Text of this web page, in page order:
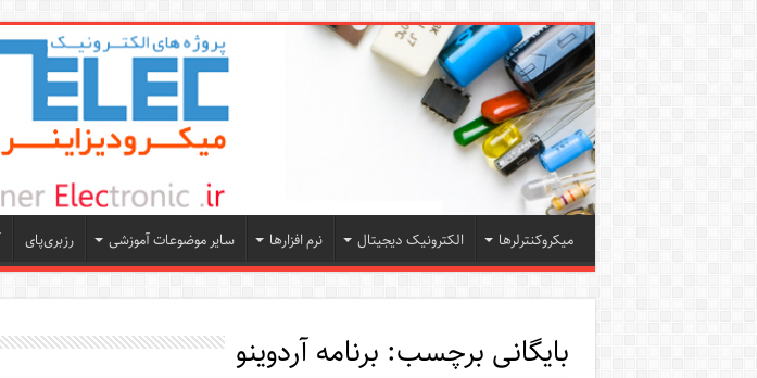
میکروکنترلرها الکترونیک دیجیتال نرم افزارها سایر موضوعات آموزشی رزبری‌پای
بایگانی برچسب: برنامه آردوینو